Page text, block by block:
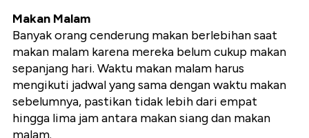
Makan Malam
Banyak orang cenderung makan berlebihan saat
makan malam karena mereka belum cukup makan
sepanjang hari. Waktu makan malam harus
mengikuti jadwal yang sama dengan waktu makan
sebelumnya, pastikan tidak lebih dari empat
hingga lima jam antara makan siang dan makan
malam.